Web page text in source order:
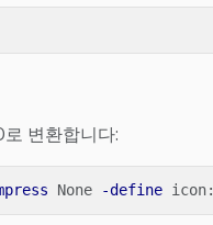
변환합니다:
None -define